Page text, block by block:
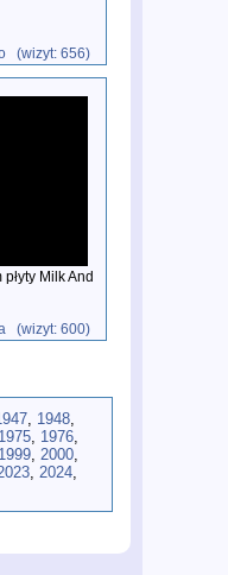
(wizyt: 656)
Milk And
(wizyt: 600)
, 1948,
1975, 1976,
1999, 2000,
, 2024,